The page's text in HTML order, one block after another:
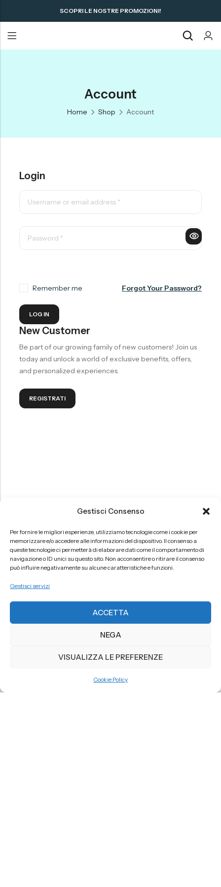
Gestisci Consenso
Per fornire le migliori esperienze, utilizziamo tecnologie come i cookie per
memorizzare e/o accedere alle informazioni del dispositivo. Il consenso a
queste tecnologie ci permetterà di elaborare dati come il comportamento di
navigazione o ID unici su questo sito. Non acconsentire o ritirare il consenso
può influire negativamente su alcune caratteristiche e funzioni.
Gestisci servizi
ACCETTA
NEGA
VISUALIZZA LE PREFERENZE
Cookie Policy
SCOPRI LE NOSTRE PROMOZIONI!
Account
Home Shop Account
Login
Remember me Forgot Your Password?
LOG IN
New Customer
Be part of our growing family of new customers! Join us
today and unlock a world of exclusive benefits, offers,
and personalized experiences.
REGISTRATI